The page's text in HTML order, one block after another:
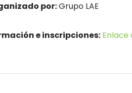
por:Grupo LAE
e inscripciones: